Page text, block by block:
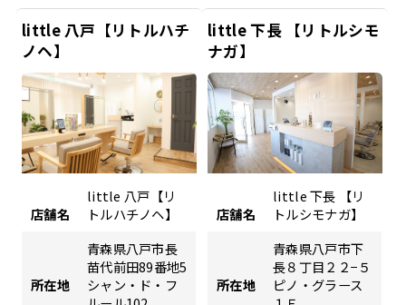
little 八戸【リトルハチ
ノヘ】
店舗名
little 八戸【リ
トルハチノヘ】
所在地
青森県八戸市長
苗代前田89番地5
シャン・ド・フ
little 下長 【リトルシモ
ナガ】
店舗名
little 下長 【リ
トルシモナガ】
所在地
青森県八戸市下
長８丁目２２−５
ピノ・グラース